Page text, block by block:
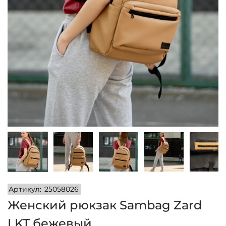
и
м
о
м
Артикул: 25058026
Женский рюкзак Sambag Zard